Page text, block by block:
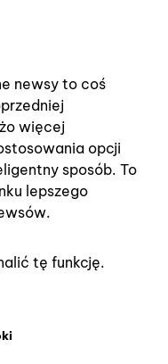
newsy to coś
więcej
opcji
sposób. To
lepszego
tę funkcję.